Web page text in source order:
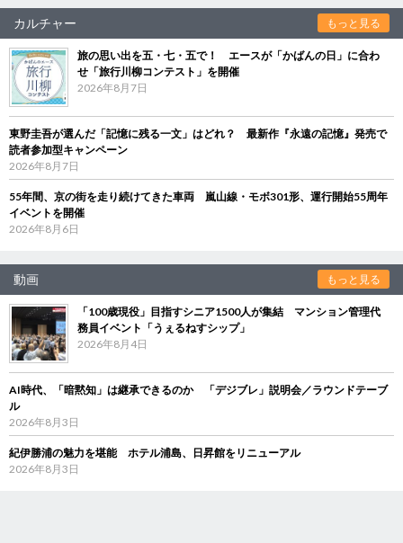
カルチャー もっと見る
旅の思い出を五・七・五で！ エースが「かばんの日」に合わ
せ「旅行川柳コンテスト」を開催
2026年8月7日
東野圭吾が選んだ「記憶に残る一文」はどれ？ 最新作『永遠の記憶』発売で
読者参加型キャンペーン
2026年8月7日
55年間、京の街を走り続けてきた車両 嵐山線・モボ301形、運行開始55周年
イベントを開催
2026年8月6日
動画 もっと見る
「100歳現役」目指すシニア1500人が集結 マンション管理代
務員イベント「うぇるねすシップ」
2026年8月4日
AI時代、「暗黙知」は継承できるのか 「デジブレ」説明会／ラウンドテーブ
ル
2026年8月3日
紀伊勝浦の魅力を堪能 ホテル浦島、日昇館をリニューアル
2026年8月3日